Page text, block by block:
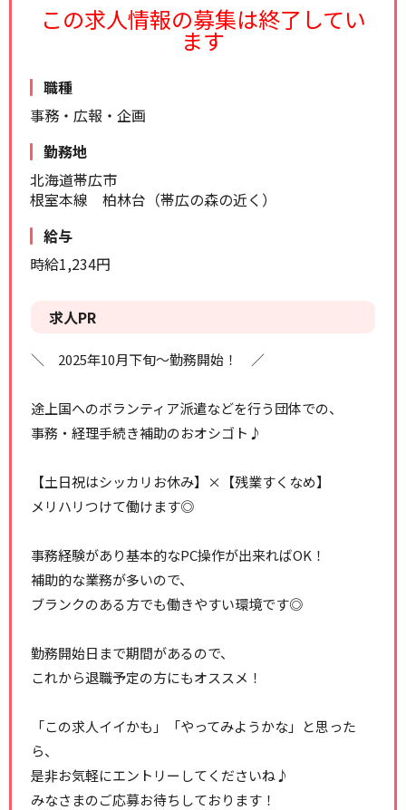
この求人情報の募集は終了してい
ます
職種
事務・広報・企画
勤務地
北海道帯広市
根室本線 柏林台（帯広の森の近く）
給与
時給1,234円
求人PR
＼ 2025年10月下旬～勤務開始！ ／
途上国へのボランティア派遣などを行う団体での、
事務・経理手続き補助のおオシゴト♪
【土日祝はシッカリお休み】×【残業すくなめ】
メリハリつけて働けます◎
事務経験があり基本的なPC操作が出来ればOK！
補助的な業務が多いので、
ブランクのある方でも働きやすい環境です◎
勤務開始日まで期間があるので、
これから退職予定の方にもオススメ！
「この求人イイかも」「やってみようかな」と思った
ら、
是非お気軽にエントリーしてくださいね♪
みなさまのご応募お待ちしております！